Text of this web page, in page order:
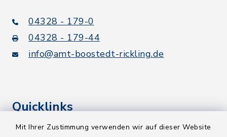
Mit Ihrer Zustimmung verwenden wir auf dieser Website
04328 - 179-0
04328 - 179-44
info@amt-boostedt-rickling.de
Quicklinks
Kreis Segeberg